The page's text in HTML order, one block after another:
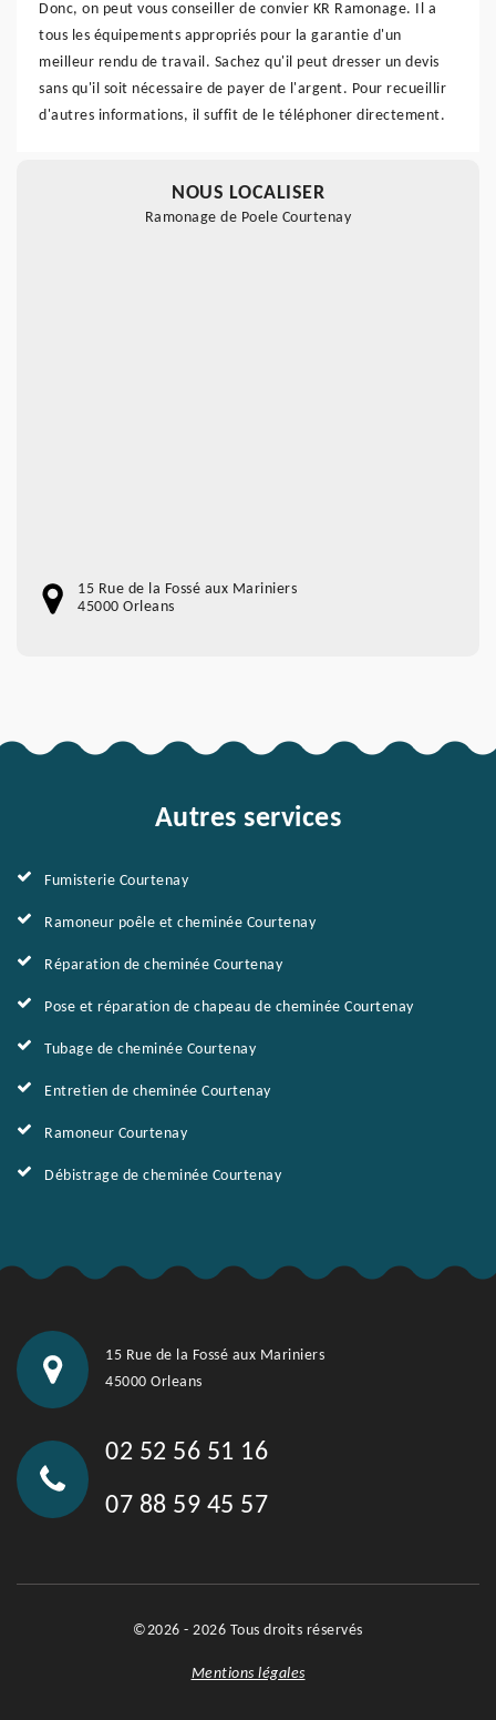
Donc, on peut vous conseiller de convier KR Ramonage. Il a
tous les équipements appropriés pour la garantie d'un
meilleur rendu de travail. Sachez qu'il peut dresser un devis
sans qu'il soit nécessaire de payer de l'argent. Pour recueillir
d'autres informations, il suffit de le téléphoner directement.
NOUS LOCALISER
Ramonage de Poele Courtenay
15 Rue de la Fossé aux Mariniers
45000 Orleans
Autres services
Fumisterie Courtenay
Ramoneur poêle et cheminée Courtenay
Réparation de cheminée Courtenay
Pose et réparation de chapeau de cheminée Courtenay
Tubage de cheminée Courtenay
Entretien de cheminée Courtenay
Ramoneur Courtenay
Débistrage de cheminée Courtenay
15 Rue de la Fossé aux Mariniers
45000 Orleans
02 52 56 51 16
07 88 59 45 57
©2026 - 2026 Tous droits réservés
Mentions légales